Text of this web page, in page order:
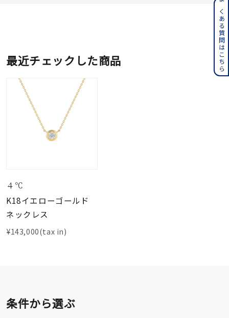
最近チェックした商品
４℃
K18イエローゴールド
ネックレス
¥143,000(tax in)
条件から選ぶ
よくある質問はこちら